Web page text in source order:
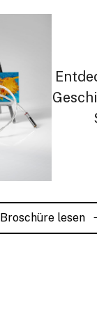
Broschüre lesen